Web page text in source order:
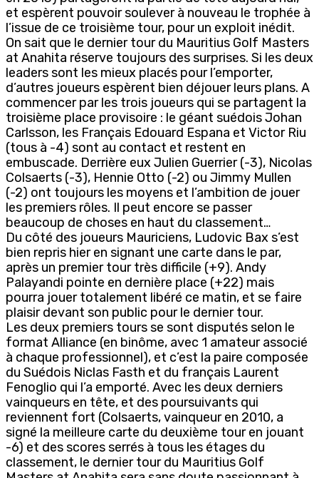
et espèrent pouvoir soulever à nouveau le trophée à
l’issue de ce troisième tour, pour un exploit inédit.
On sait que le dernier tour du Mauritius Golf Masters
at Anahita réserve toujours des surprises. Si les deux
leaders sont les mieux placés pour l’emporter,
d’autres joueurs espèrent bien déjouer leurs plans. A
commencer par les trois joueurs qui se partagent la
troisième place provisoire : le géant suédois Johan
Carlsson, les Français Edouard Espana et Victor Riu
(tous à -4) sont au contact et restent en
embuscade. Derrière eux Julien Guerrier (-3), Nicolas
Colsaerts (-3), Hennie Otto (-2) ou Jimmy Mullen
(-2) ont toujours les moyens et l’ambition de jouer
les premiers rôles. Il peut encore se passer
beaucoup de choses en haut du classement…
Du côté des joueurs Mauriciens, Ludovic Bax s’est
bien repris hier en signant une carte dans le par,
après un premier tour très difficile (+9). Andy
Palayandi pointe en dernière place (+22) mais
pourra jouer totalement libéré ce matin, et se faire
plaisir devant son public pour le dernier tour.
Les deux premiers tours se sont disputés selon le
format Alliance (en binôme, avec 1 amateur associé
à chaque professionnel), et c’est la paire composée
du Suédois Niclas Fasth et du français Laurent
Fenoglio qui l’a emporté. Avec les deux derniers
vainqueurs en tête, et des poursuivants qui
reviennent fort (Colsaerts, vainqueur en 2010, a
signé la meilleure carte du deuxième tour en jouant
-6) et des scores serrés à tous les étages du
classement, le dernier tour du Mauritius Golf